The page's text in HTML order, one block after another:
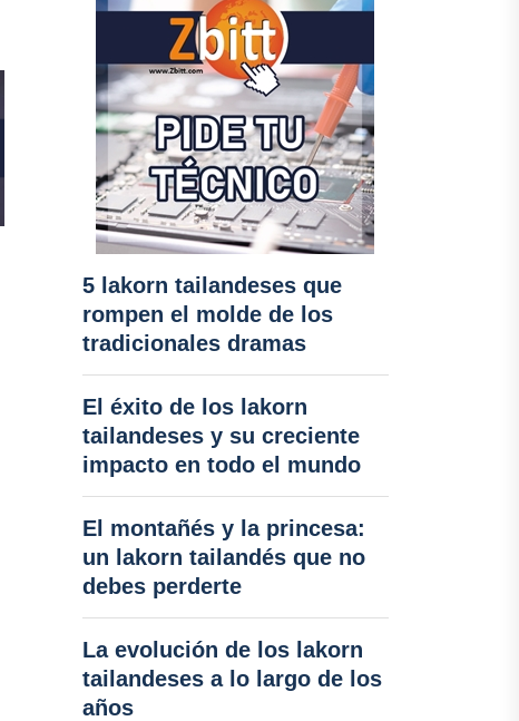
5 lakorn tailandeses que
rompen el molde de los
tradicionales dramas
El éxito de los lakorn
tailandeses y su creciente
impacto en todo el mundo
El montañés y la princesa:
un lakorn tailandés que no
debes perderte
La evolución de los lakorn
tailandeses a lo largo de los
años